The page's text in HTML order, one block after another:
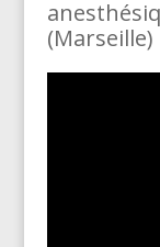
(Marseille)